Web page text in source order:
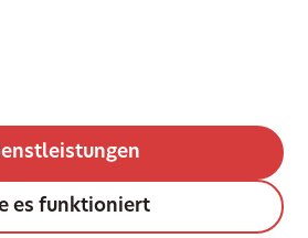
es funktioniert